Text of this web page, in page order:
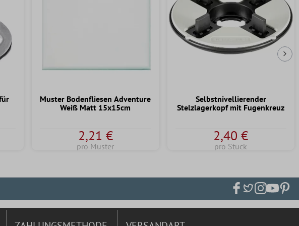
Muster Bodenfliesen Adventure
Weiß Matt 15x15cm
2,21 €
pro Muster
Selbstnivellierender
Stelzlagerkopf mit Fugenkreuz
2,40 €
pro Stück